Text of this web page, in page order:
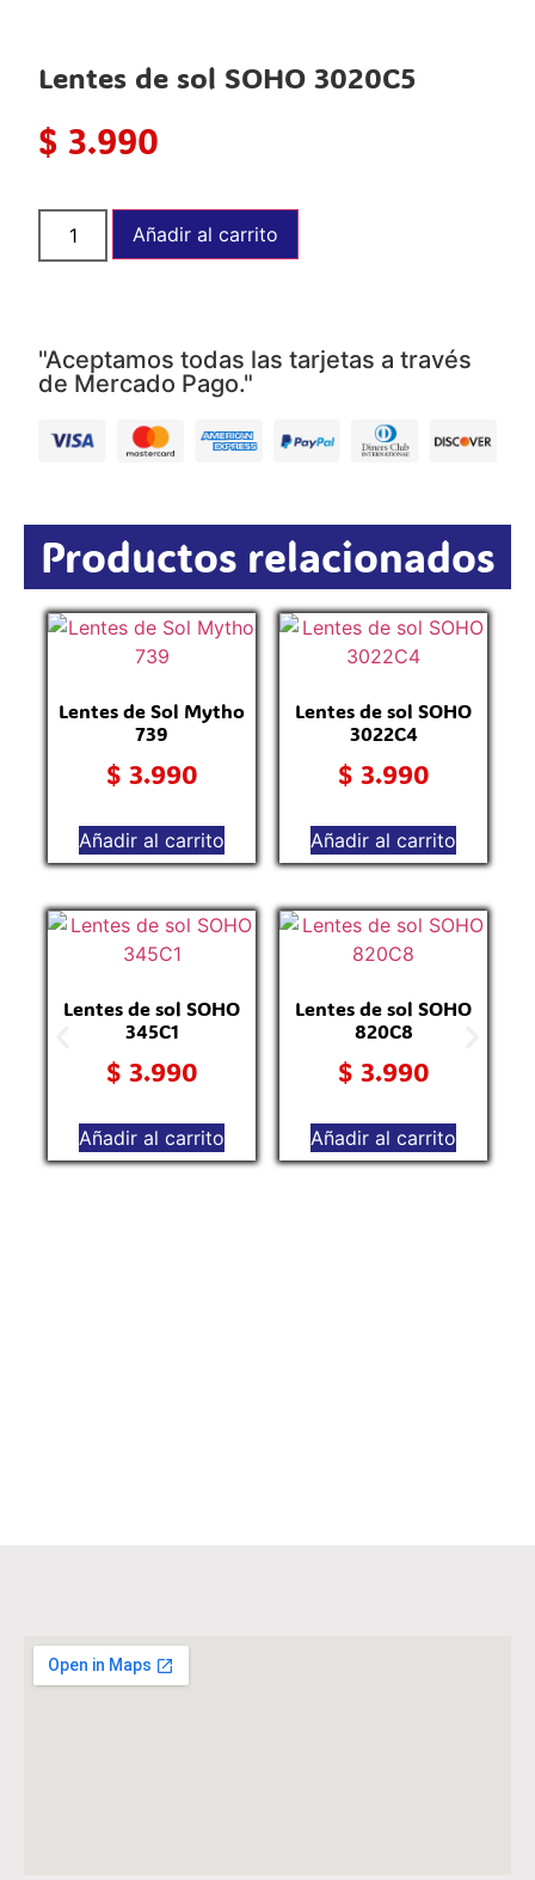
Lentes de sol SOHO 3020C5
$ 3.990
Añadir al carrito
"Aceptamos todas las tarjetas a través
de Mercado Pago."
Productos relacionados
Lentes de Sol Mytho
739
$ 3.990
Añadir al carrito
Lentes de sol SOHO
3022C4
$ 3.990
Añadir al carrito
Lentes de sol SOHO
345C1
$ 3.990
Añadir al carrito
Lentes de sol SOHO
820C8
$ 3.990
Añadir al carrito